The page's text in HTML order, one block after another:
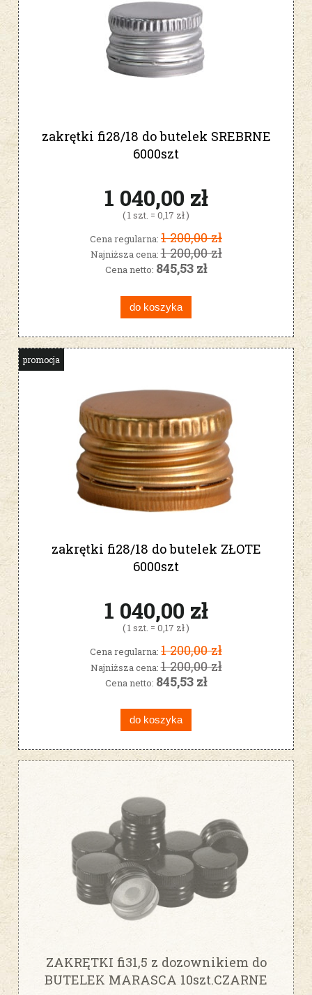
zakrętki fi28/18 do butelek SREBRNE
6000szt
1 040,00 zł
( 1 szt. = 0,17 zł )
Cena regularna: 1 200,00 zł
Najniższa cena:1 200,00 zł
Cena netto: 845,53 zł
do koszyka
zakrętki fi28/18 do butelek ZŁOTE
6000szt
1 040,00 zł
( 1 szt. = 0,17 zł )
Cena regularna: 1 200,00 zł
Najniższa cena:1 200,00 zł
Cena netto: 845,53 zł
do koszyka
promocja
ZAKRĘTKI fi31,5 z dozownikiem do
BUTELEK MARASCA 10szt.CZARNE